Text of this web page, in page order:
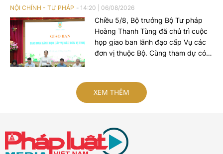
NỘI CHÍNH - TƯ PHÁP 14:20 06/08/2026
Chiều 5/8, Bộ trưởng Bộ Tư pháp
Hoàng Thanh Tùng đã chủ trì cuộc
họp giao ban lãnh đạo cấp Vụ các
đơn vị thuộc Bộ. Cùng tham dự có
Khôi, Nguyễn Thanh Tú.
XEM THÊM